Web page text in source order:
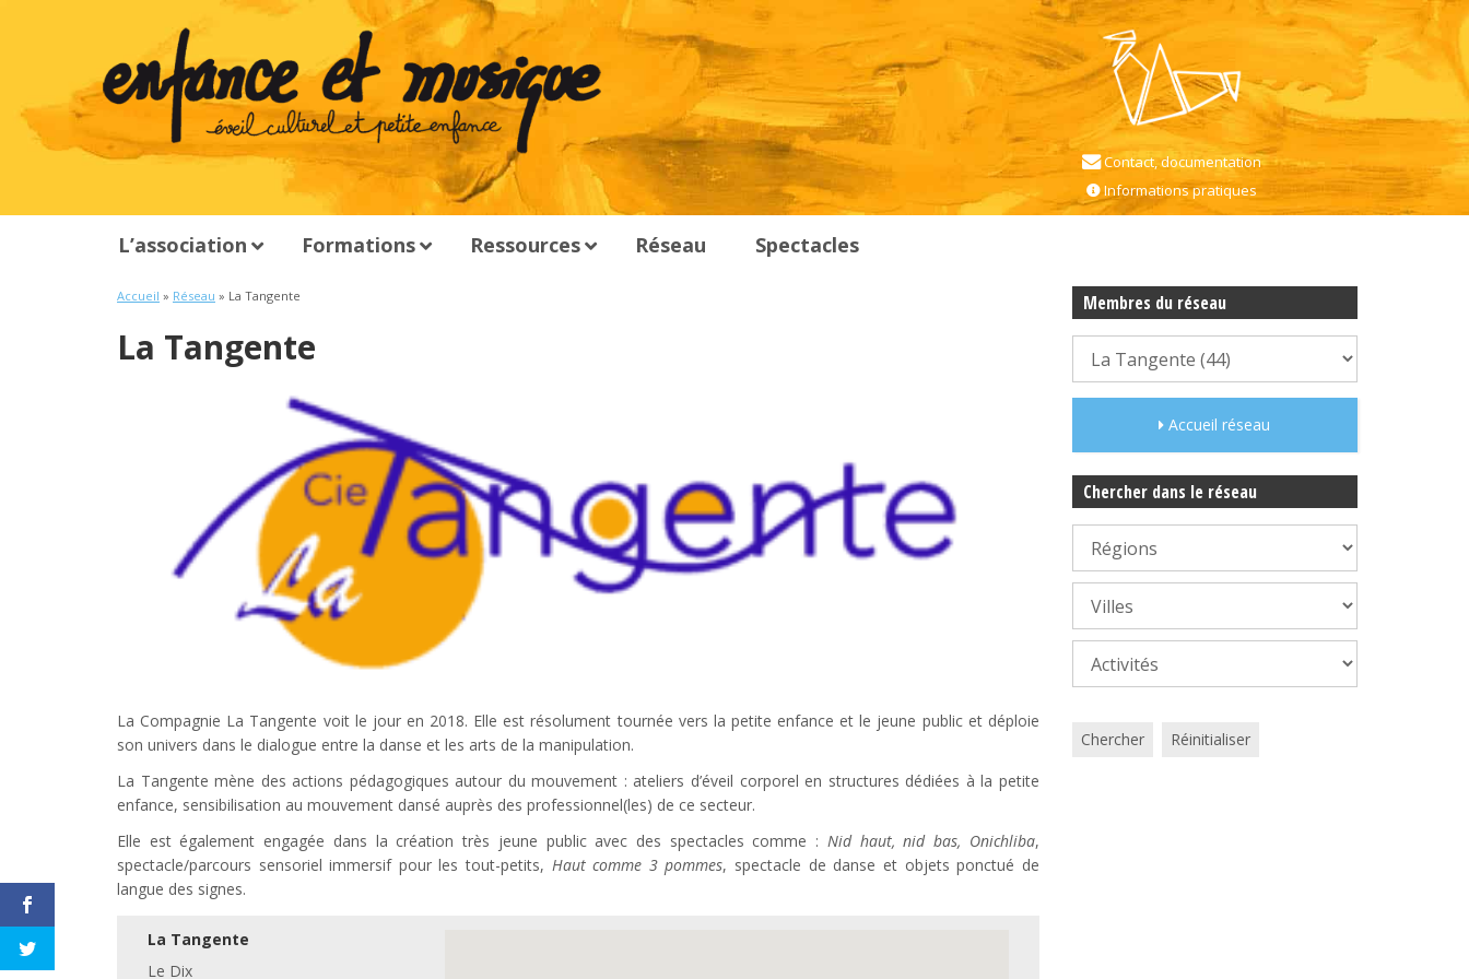
Contact, documentation
Informations pratiques
L’association Formations Ressources Réseau Spectacles
Accueil » Réseau » La Tangente
La Tangente
La Compagnie La Tangente voit le jour en 2018. Elle est résolument tournée vers la petite enfance et le jeune public et déploie
son univers dans le dialogue entre la danse et les arts de la manipulation.
La Tangente mène des actions pédagogiques autour du mouvement : ateliers d’éveil corporel en structures dédiées à la petite
enfance, sensibilisation au mouvement dansé auprès des professionnel(les) de ce secteur.
Elle est également engagée dans la création très jeune public avec des spectacles comme : Nid haut, nid bas, Onichliba,
spectacle/parcours sensoriel immersif pour les tout-petits, Haut comme 3 pommes, spectacle de danse et objets ponctué de
langue des signes.
La Tangente
Le Dix
Membres du réseau
Accueil réseau
Chercher dans le réseau
Chercher Réinitialiser